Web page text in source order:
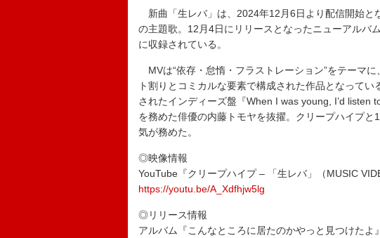
新曲「生レバ」は、2024年12月6日より配信開始と
の主題歌。12月4日にリリースとなったニューアルバ
に収録されている。
MVは“依存・怠惰・フラストレーション”をテーマ
ト割りとコミカルな要素で構成された作品となって
されたインディーズ盤『When I was young, I’d listen
を務めた俳優の内藤トモヤを抜擢。クリープハイプ
気が務めた。
◎映像情報
YouTube『クリープハイプ – 「生レバ」（MUSIC
https://youtu.be/A_Xdfhjw5lg
◎リリース情報
アルバム『こんなところに居たのかやっと見つけたよ』